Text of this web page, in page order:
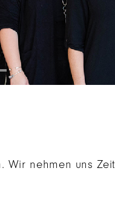
Wir nehmen uns